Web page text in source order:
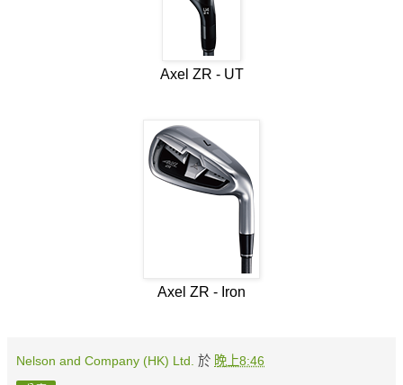
Axel ZR - UT
Axel ZR - Iron
Nelson and Company (HK) Ltd. 於 晚上8:46